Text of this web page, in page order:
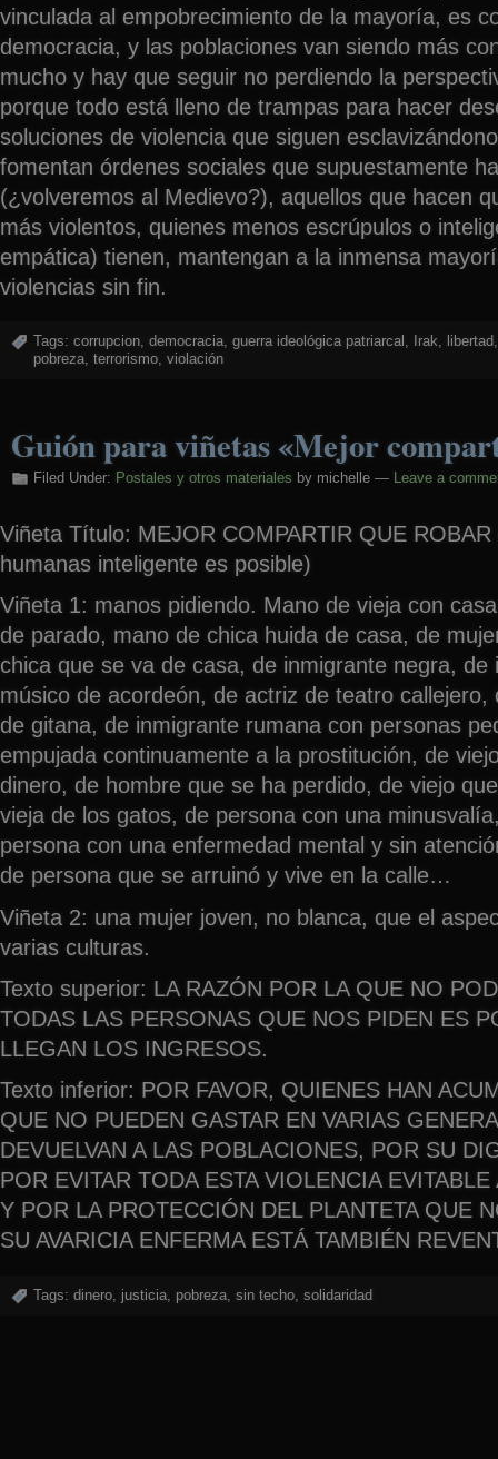
vinculada al empobrecimiento de la mayoría, es
democracia, y las poblaciones van siendo más
mucho y hay que seguir no perdiendo la
porque todo está lleno de trampas para hacer
soluciones de violencia que siguen
fomentan órdenes sociales que supuestamente
(¿volveremos al Medievo?), aquellos que hacen
más violentos, quienes menos escrúpulos o
empática) tienen, mantengan a la inmensa
violencias sin fin.
Tags: corrupcion, democracia, guerra ideológica patriarcal , Irak, libertad,
pobreza, terrorismo, violación
Guión para viñetas «Mejor
Filed Under: Postales y otros materiales by michelle — Leave a
Viñeta Título: MEJOR COMPARTIR QUE
humanas inteligente es posible)
Viñeta 1: manos pidiendo. Mano de vieja con
de parado, mano de chica huida de casa, de
chica que se va de casa, de inmigrante negra, de
músico de acordeón, de actriz de teatro callejero,
de gitana, de inmigrante rumana con personas
empujada continuamente a la prostitución, de
dinero, de hombre que se ha perdido, de viejo
vieja de los gatos, de persona con una
persona con una enfermedad mental y sin
de persona que se arruinó y vive en la calle…
Viñeta 2: una mujer joven, no blanca, que el
varias culturas.
Texto superior: LA RAZÓN POR LA QUE NO
TODAS LAS PERSONAS QUE NOS PIDEN ES
LLEGAN LOS INGRESOS.
Texto inferior: POR FAVOR, QUIENES HAN
QUE NO PUEDEN GASTAR EN VARIAS
DEVUELVAN A LAS POBLACIONES, POR SU
POR EVITAR TODA ESTA VIOLENCIA
Y POR LA PROTECCIÓN DEL PLANTETA QUE
SU AVARICIA ENFERMA ESTÁ TAMBIÉN
Tags: dinero justicia pobreza sin techo solidaridad